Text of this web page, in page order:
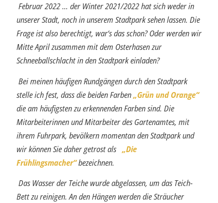
Februar 2022 … der Winter 2021/2022 hat sich weder in
unserer Stadt, noch in unserem Stadtpark sehen lassen. Die
Frage ist also berechtigt, war‘s das schon? Oder werden wir
Mitte April zusammen mit dem Osterhasen zur
Schneeballschlacht in den Stadtpark einladen?
Bei meinen häufigen Rundgängen durch den Stadtpark
stelle ich fest, dass die bei­den Farben„Grün und Orange“
die am häufigsten zu erkennenden Farben sind. Die
Mitarbeiterinnen und Mitarbeiter des Gartenamtes, mit
ihrem Fuhrpark, bevöl­kern momentan den Stadtpark und
wir können Sie daher getrost als „Die
Frühlingsmacher“bezeichnen.
Das Wasser der Teiche wurde abgelassen, um das Teich-
Bett zu reinigen. An den Hängen werden die Sträucher